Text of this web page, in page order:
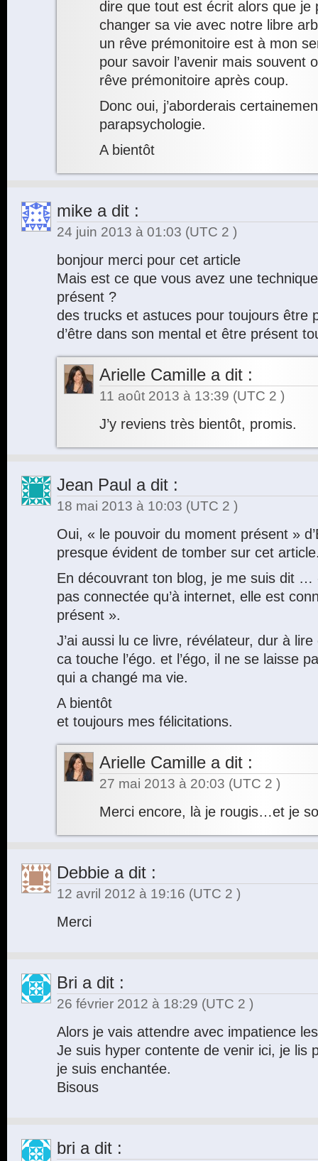
dire que tout est écrit alors que je
changer sa vie avec notre libre
un rêve prémonitoire est à mon
pour savoir l’avenir mais souvent
rêve prémonitoire après coup.
Donc oui, j’aborderais
parapsychologie.
A bientôt
mike a dit :
24 juin 2013 à 01:03 (UTC 2 )
bonjour merci pour cet article
Mais est ce que vous avez une
présent ?
des trucks et astuces pour toujours être
d’être dans son mental et être présent
Arielle Camille a dit :
11 août 2013 à 13:39 (UTC 2 )
J’y reviens très bientôt, promis.
Jean Paul a dit :
18 mai 2013 à 10:03 (UTC 2 )
Oui, « le pouvoir du moment présent »
presque évident de tomber sur cet
En découvrant ton blog, je me suis dit …
pas connectée qu’à internet, elle est
présent ».
J’ai aussi lu ce livre, révélateur, dur à
ca touche l’égo. et l’égo, il ne se laisse
qui a changé ma vie.
A bientôt
et toujours mes félicitations.
Arielle Camille a dit :
27 mai 2013 à 20:03 (UTC 2 )
Merci encore, là je rougis…et je
Debbie a dit :
12 avril 2012 à 19:16 (UTC 2 )
Merci
Bri a dit :
26 février 2012 à 18:29 (UTC 2 )
Alors je vais attendre avec impatience
Je suis hyper contente de venir ici, je lis
je suis enchantée.
Bisous
bri a dit :